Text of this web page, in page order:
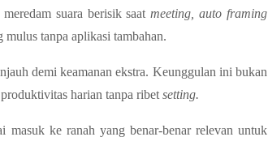
meredam suara berisik saat
meeting, auto framing
mulus tanpa aplikasi tambahan.
harian tanpa ribet setting.
ke ranah yang benar-benar relevan untuk